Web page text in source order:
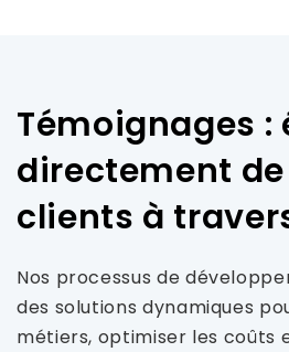
Témoignages
directement
clients à
Nos processus de
des solutions dynamiques
métiers, optimiser les coûts